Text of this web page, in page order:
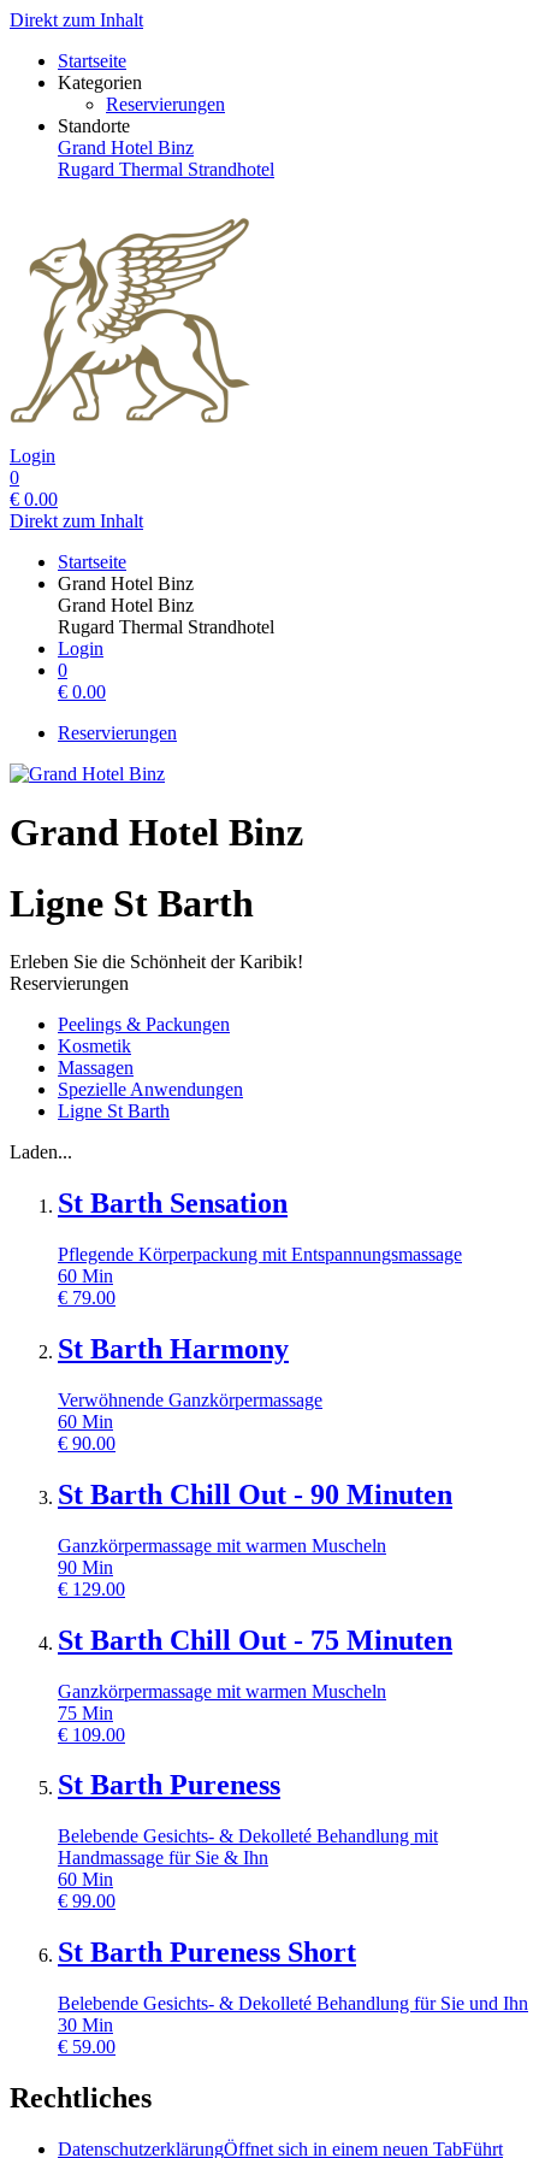
Direkt zum Inhalt
Startseite
Kategorien
Reservierungen
Standorte
Grand Hotel Binz
Rugard Thermal Strandhotel
Login
0
€ 0.00
Direkt zum Inhalt
Startseite
Grand Hotel Binz
Grand Hotel Binz
Rugard Thermal Strandhotel
Login
0
€ 0.00
Reservierungen
Grand Hotel Binz
Ligne St Barth
Erleben Sie die Schönheit der Karibik!
Reservierungen
Peelings & Packungen
Kosmetik
Massagen
Spezielle Anwendungen
Ligne St Barth
Laden...
St Barth Sensation
Pflegende Körperpackung mit Entspannungsmassage
60 Min
€ 79.00
St Barth Harmony
Verwöhnende Ganzkörpermassage
60 Min
€ 90.00
St Barth Chill Out - 90 Minuten
Ganzkörpermassage mit warmen Muscheln
90 Min
€ 129.00
St Barth Chill Out - 75 Minuten
Ganzkörpermassage mit warmen Muscheln
75 Min
€ 109.00
St Barth Pureness
Belebende Gesichts- & Dekolleté Behandlung mit
Handmassage für Sie & Ihn
60 Min
€ 99.00
St Barth Pureness Short
Belebende Gesichts- & Dekolleté Behandlung für Sie und Ihn
30 Min
€ 59.00
Rechtliches
DatenschutzerklärungÖffnet sich in einem neuen TabFührt